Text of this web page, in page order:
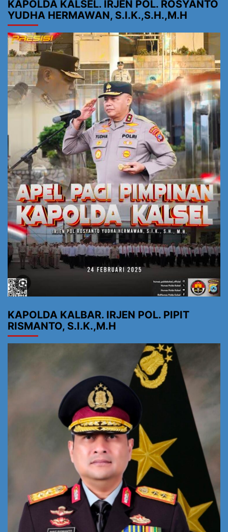
KAPOLDA KALSEL. IRJEN POL. ROSYANTO
YUDHA HERMAWAN, S.I.K.,S.H.,M.H
KAPOLDA KALBAR. IRJEN POL. PIPIT
RISMANTO, S.I.K.,M.H